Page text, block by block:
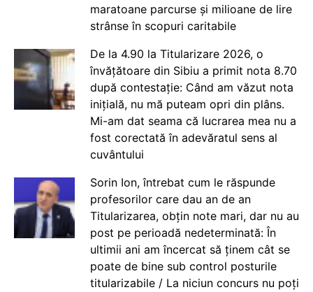
maratoane parcurse și milioane de lire
strânse în scopuri caritabile
De la 4.90 la Titularizare 2026, o
învățătoare din Sibiu a primit nota 8.70
după contestație: Când am văzut nota
inițială, nu mă puteam opri din plâns.
Mi-am dat seama că lucrarea mea nu a
fost corectată în adevăratul sens al
cuvântului
Sorin Ion, întrebat cum le răspunde
profesorilor care dau an de an
Titularizarea, obțin note mari, dar nu au
post pe perioadă nedeterminată: În
ultimii ani am încercat să ținem cât se
poate de bine sub control posturile
titularizabile / La niciun concurs nu poți